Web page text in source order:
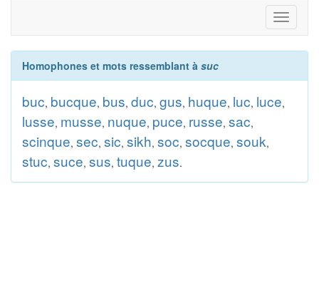
Toggle
Homophones et mots ressemblant à suc
buc, bucque, bus, duc, gus, huque, luc, luce,
lusse, musse, nuque, puce, russe, sac,
scinque, sec, sic, sikh, soc, socque, souk,
stuc, suce, sus, tuque, zus.